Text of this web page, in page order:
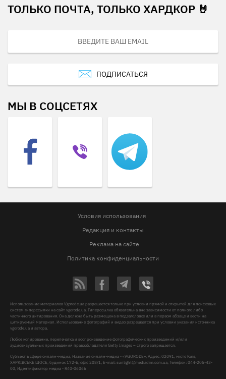
ТОЛЬКО ПОЧТА, ТОЛЬКО ХАРДКОР 🤘
ПОДПИСАТЬСЯ
МЫ В СОЦСЕТЯХ
Условия использования
Редакция и контакты
Реклама на сайте
Политика конфиденциальности
Использование материалов Vgorode.ua разрешается только при условии прямой и открытой для поисковых
систем гиперссылки на сайт vgorode.ua. Гиперссылка обязательна вне зависимости от полного либо
частичного цитирования. Она должна быть размещена в подзаголовке или в первом абзаце и вести на
цитируемый материал. Использование фотографий и видео разрешается при условии указания источника
vgorode.ua и автора.
Любое копирование, перепечатка и воспроизведение фотографических произведений и/или
аудиовизуальных произведений правообладателя Getty Images – строго запрещается.
Субъект в сфере онлайн-медиа, Название онлайн-медиа - «VGORODE», Адрес: 02091, місто Київ,
ХАРКІВСЬКЕ ШОСЕ, будинок 172-Б, офіс 208/1, E-mail:sunlight@mediadim.com.ua , Телефон: 044-205-43-
00, Идентификатор медиа - R40-06066